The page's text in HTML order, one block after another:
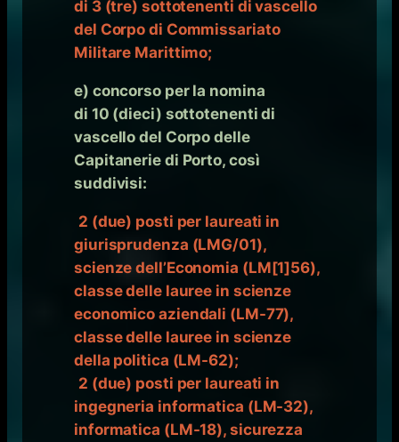
di 3 (tre) sottotenenti di vascello
del Corpo di Commissariato
Militare Marittimo;
e) concorso per la nomina
di 10 (dieci) sottotenenti di
vascello del Corpo delle
Capitanerie di Porto, così
suddivisi:
2 (due) posti per laureati in
giurisprudenza (LMG/01),
scienze dell’Economia (LM[1]56),
classe delle lauree in scienze
economico aziendali (LM-77),
classe delle lauree in scienze
della politica (LM-62);
2 (due) posti per laureati in
ingegneria informatica (LM-32),
informatica (LM-18), sicurezza